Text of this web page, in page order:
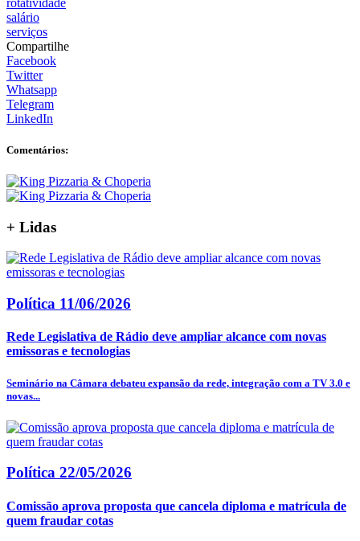
salário
serviços
Compartilhe
Facebook
Twitter
Whatsapp
Telegram
LinkedIn
Comentários:
+ Lidas
Política 11/06/2026
Rede Legislativa de Rádio deve ampliar alcance com novas
emissoras e tecnologias
Seminário na Câmara debateu expansão da rede, integração com a TV 3.0 e
novas...
Política 22/05/2026
Comissão aprova proposta que cancela diploma e matrícula de
quem fraudar cotas